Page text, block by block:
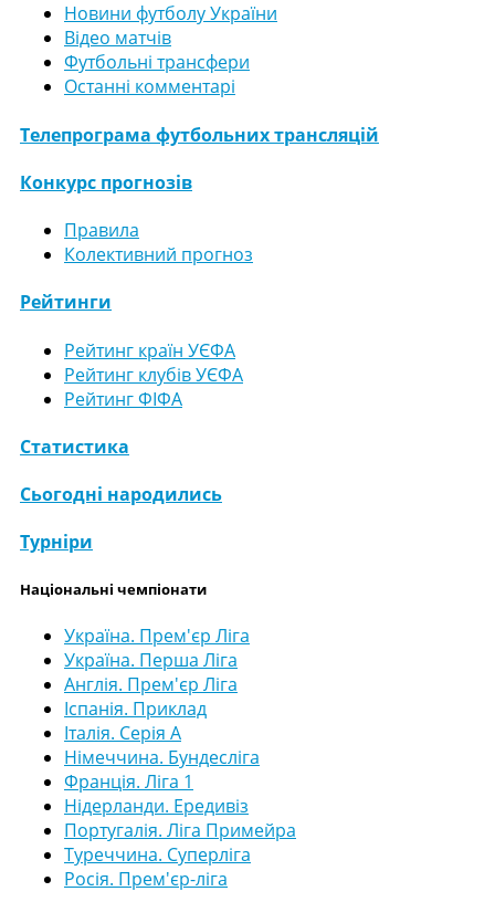
Новини футболу України
Відео матчів
Футбольні трансфери
Останні комментарі
Телепрограма футбольних трансляцій
Конкурс прогнозів
Правила
Колективний прогноз
Рейтинги
Рейтинг країн УЄФА
Рейтинг клубів УЄФА
Рейтинг ФІФА
Статистика
Сьогодні народились
Турніри
Національні чемпіонати
Україна. Прем'єр Ліга
Україна. Перша Ліга
Англія. Прем'єр Ліга
Іспанія. Приклад
Італія. Серія А
Німеччина. Бундесліга
Франція. Ліга 1
Нідерланди. Ередивіз
Португалія. Ліга Примейра
Туреччина. Суперліга
Росія. Прем'єр-ліга